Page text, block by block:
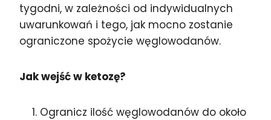
tygodni, w zależności od indywidualnych
uwarunkowań i tego, jak mocno zostanie
ograniczone spożycie węglowodanów.
Jak wejść w ketozę?
Ogranicz ilość węglowodanów do około